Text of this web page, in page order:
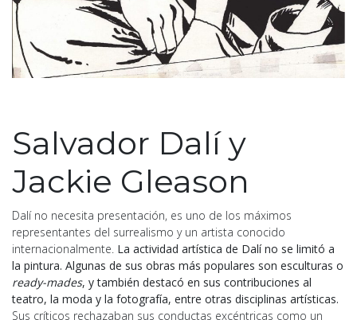
Salvador Dalí y
Jackie Gleason
Dalí no necesita presentación, es uno de los máximos
representantes del surrealismo y un artista conocido
internacionalmente. La actividad artística de Dalí no se limitó a
la pintura. Algunas de sus obras más populares son esculturas o
ready-mades, y también destacó en sus contribuciones al
teatro, la moda y la fotografía, entre otras disciplinas artísticas.
Sus críticos rechazaban sus conductas excéntricas como un